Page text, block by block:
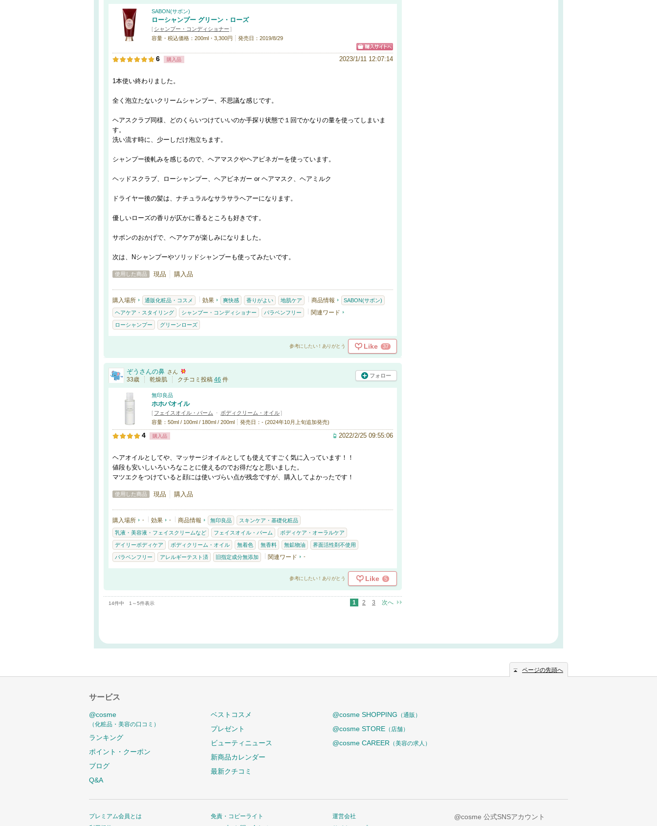
SABON(サボン)
ローシャンプー グリーン・ローズ
[ シャンプー・コンディショナー ]
容量・税込価格：200ml・3,300円
発売日：2019/8/29
6 購入品 2023/1/11 12:07:14
1本使い終わりました。
全く泡立たないクリームシャンプー、不思議な感じです。
ヘアスクラブ同様、どのくらいつけていいのか手探り状態で１回でかなりの量を使ってしまいま
す。
洗い流す時に、少ーしだけ泡立ちます。
シャンプー後軋みを感じるので、ヘアマスクやヘアビネガーを使っています。
ヘッドスクラブ、ローシャンプー、ヘアビネガー or ヘアマスク、ヘアミルク
ドライヤー後の髪は、ナチュラルなサラサラヘアーになります。
優しいローズの香りが仄かに香るところも好きです。
サボンのおかげで、ヘアケアが楽しみになりました。
次は、Nシャンプーやソリッドシャンプーも使ってみたいです。
使用した商品 現品 購入品
購入場所 通販化粧品・コスメ 効果 爽快感 香りがよい 地肌ケア 商品情報 SABON(サボン)
ヘアケア・スタイリング シャンプー・コンディショナー パラベンフリー 関連ワード
ローシャンプー グリーンローズ
参考にしたい！ありがとう Like 37
ぞうさんの鼻 さん
33歳 乾燥肌 クチコミ投稿 46 件
フォロー
無印良品
ホホバオイル
[ フェイスオイル・バーム ・ ボディクリーム・オイル]
容量：50ml / 100ml / 180ml / 200ml
発売日：- (2024年10月上旬追加発売)
4 購入品 2022/2/25 09:55:06
ヘアオイルとしてや、マッサージオイルとしても使えてすごく気に入っています！！
値段も安いしいろいろなことに使えるのでお得だなと思いました。
マツエクをつけていると顔には使いづらい点が残念ですが、購入してよかったです！
使用した商品 現品 購入品
購入場所 - 効果 - 商品情報 無印良品 スキンケア・基礎化粧品
乳液・美容液・フェイスクリームなど フェイスオイル・バーム ボディケア・オーラルケア
デイリーボディケア ボディクリーム・オイル 無着色 無香料 無鉱物油 界面活性剤不使用
パラベンフリー アレルギーテスト済 旧指定成分無添加 関連ワード -
参考にしたい！ありがとう Like 5
14件中 1～5件表示 1 2 3 次へ
ページの先頭へ
サービス
@cosme
（化粧品・美容の口コミ）
ランキング
ポイント・クーポン
ブログ
Q&A
ベストコスメ
プレゼント
ビューティニュース
新商品カレンダー
最新クチコミ
@cosme SHOPPING （通販）
@cosme STORE （店舗）
@cosme CAREER （美容の求人）
プレミアム会員とは
免責・コピーライト
運営会社
@cosme 公式SNSアカウント